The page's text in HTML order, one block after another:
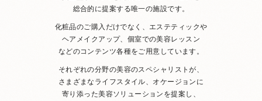
総合的に提案する唯一の施設です。
化粧品のご購入だけでなく、エステティックや
ヘアメイクアップ、 個室での美容レッスン
などのコンテンツ各種をご用意しています。
それぞれの分野の美容のスペシャリストが、
さまざまなライフスタイル、オケージョンに
寄り添った美容ソリューションを提案し、